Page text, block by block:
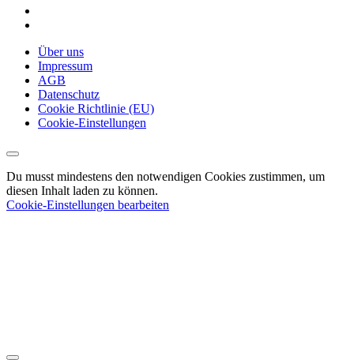
Über uns
Impressum
AGB
Datenschutz
Cookie Richtlinie (EU)
Cookie-Einstellungen
Du musst mindestens den notwendigen Cookies zustimmen, um
diesen Inhalt laden zu können.
Cookie-Einstellungen bearbeiten